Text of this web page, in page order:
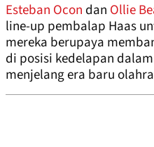
Esteban Ocon dan Ollie
line-up pembalap Haas
mereka berupaya
di posisi kedelapan
menjelang era baru